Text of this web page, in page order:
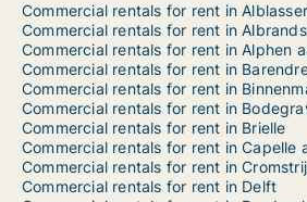
Commercial rentals for rent in
Commercial rentals for rent in
Commercial rentals for rent in Alphen
Commercial rentals for rent in
Commercial rentals for rent in
Commercial rentals for rent in
Commercial rentals for rent in Brielle
Commercial rentals for rent in Capelle
Commercial rentals for rent in
Commercial rentals for rent in Delft